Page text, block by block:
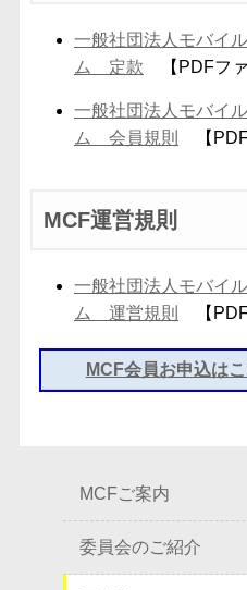
一般社団法人モバイ
ム 定款 【PDFファ
一般社団法人モバイ
ム 会員規則
【PDF
MCF運営規則
一般社団法人モバイ
ム 運営規則
【PDF
MCF会員お申込は
MCFご案内
委員会のご紹介